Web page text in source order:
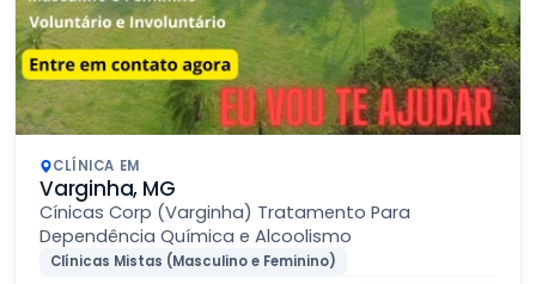
CLÍNICA EM
Varginha, MG
Cínicas Corp (Varginha) Tratamento Para
Dependência Química e Alcoolismo
Clínicas Mistas (Masculino e Feminino)